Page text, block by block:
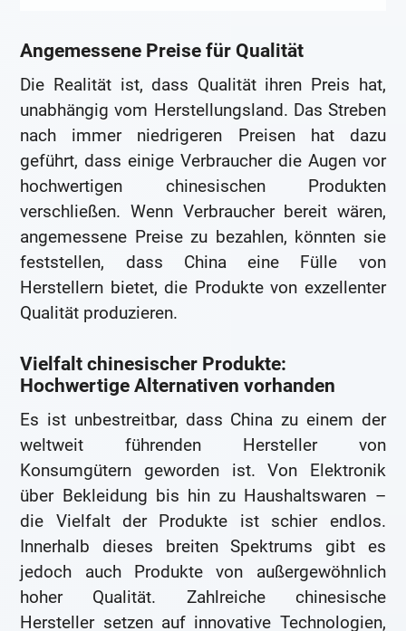
Angemessene Preise für Qualität
Die Realität ist, dass Qualität ihren Preis hat,
unabhängig vom Herstellungsland. Das Streben
nach immer niedrigeren Preisen hat dazu
geführt, dass einige Verbraucher die Augen vor
hochwertigen chinesischen Produkten
verschließen. Wenn Verbraucher bereit wären,
angemessene Preise zu bezahlen, könnten sie
feststellen, dass China eine Fülle von
Herstellern bietet, die Produkte von exzellenter
Qualität produzieren.
Vielfalt chinesischer Produkte:
Hochwertige Alternativen vorhanden
Es ist unbestreitbar, dass China zu einem der
weltweit führenden Hersteller von
Konsumgütern geworden ist. Von Elektronik
über Bekleidung bis hin zu Haushaltswaren –
die Vielfalt der Produkte ist schier endlos.
Innerhalb dieses breiten Spektrums gibt es
jedoch auch Produkte von außergewöhnlich
hoher Qualität. Zahlreiche chinesische
Hersteller setzen auf innovative Technologien,